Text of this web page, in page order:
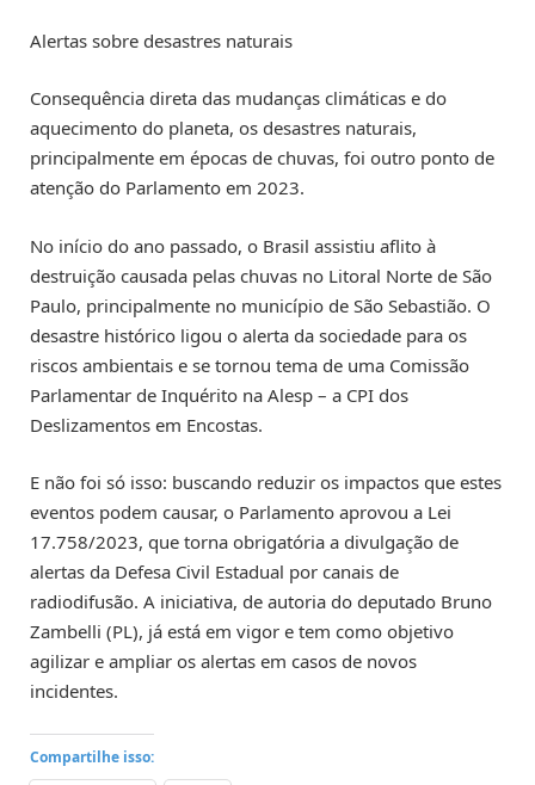
Alertas sobre desastres naturais
Consequência direta das mudanças climáticas e do
aquecimento do planeta, os desastres naturais,
principalmente em épocas de chuvas, foi outro ponto de
atenção do Parlamento em 2023.
No início do ano passado, o Brasil assistiu aflito à
destruição causada pelas chuvas no Litoral Norte de São
Paulo, principalmente no município de São Sebastião. O
desastre histórico ligou o alerta da sociedade para os
riscos ambientais e se tornou tema de uma Comissão
Parlamentar de Inquérito na Alesp – a CPI dos
Deslizamentos em Encostas.
E não foi só isso: buscando reduzir os impactos que estes
eventos podem causar, o Parlamento aprovou a Lei
17.758/2023, que torna obrigatória a divulgação de
alertas da Defesa Civil Estadual por canais de
radiodifusão. A iniciativa, de autoria do deputado Bruno
Zambelli (PL), já está em vigor e tem como objetivo
agilizar e ampliar os alertas em casos de novos
incidentes.
Compartilhe isso: